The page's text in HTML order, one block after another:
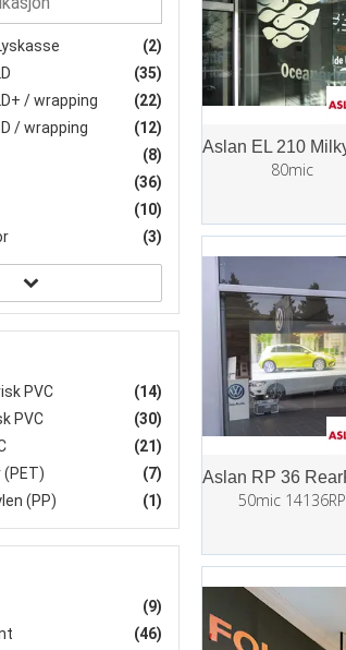
(2)
(35)
/ wrapping
(22)
/ wrapping
(12)
(8)
(36)
(10)
(3)
PVC
(14)
PVC
(30)
(21)
(7)
(PP)
(1)
(9)
(46)
80mic
50mic 14136RP